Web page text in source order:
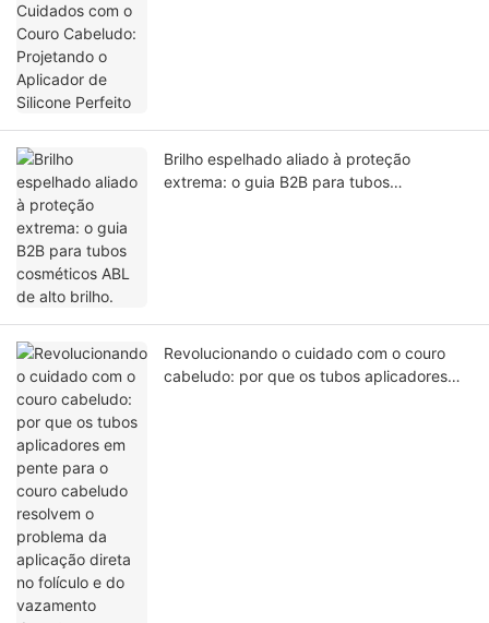
Brilho espelhado aliado à proteção
extrema: o guia B2B para tubos
Revolucionando o cuidado com o couro
cabeludo: por que os tubos aplicadores